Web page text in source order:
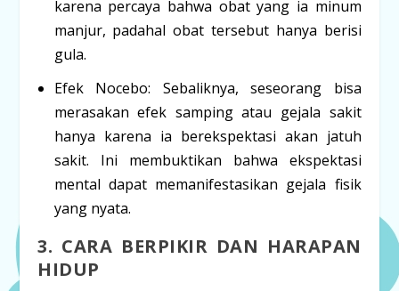
karena percaya bahwa obat yang ia minum
manjur, padahal obat tersebut hanya berisi
gula.
Efek Nocebo: Sebaliknya, seseorang bisa
merasakan efek samping atau gejala sakit
hanya karena ia berekspektasi akan jatuh
sakit. Ini membuktikan bahwa ekspektasi
mental dapat memanifestasikan gejala fisik
yang nyata.
3. CARA BERPIKIR DAN HARAPAN
HIDUP